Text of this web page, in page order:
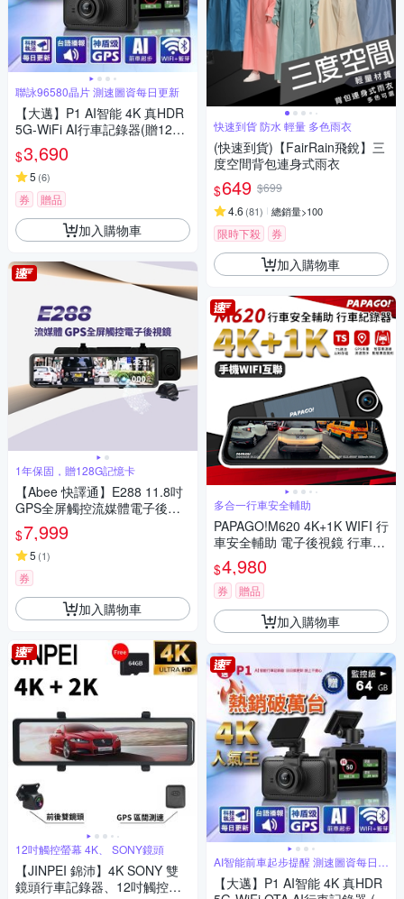
聯詠96580晶片 測速圖資每日更新
【大邁】P1 AI智能 4K 真HDR
5G-WiFi AI行車記錄器(贈128G
記憶卡)
$3,690
5 (6)
券 贈品
加入購物車
1年保固，贈128G記憶卡
【Abee 快譯通】E288 11.8吋
GPS全屏觸控流媒體電子後視
鏡行車記錄器（限量加碼送安
裝/SONY星光大光圈/科技執法/
區間測速/贈128G卡）
$7,999
5 (1)
券
加入購物車
12吋觸控螢幕 4K、 SONY鏡頭
【JINPEI 錦沛】4K SONY 雙
鏡頭行車記錄器、12吋觸控全
快速到貨 防水 輕量 多色雨衣
(快速到貨)【FairRain飛銳】三
度空間背包連身式雨衣
$649 $699
4.6 (81) 總銷量>100
限時下殺 券
加入購物車
多合一行車安全輔助
PAPAGO!M620 4K+1K WIFI 行
車安全輔助 電子後視鏡 行車紀
錄器(測速照相/盲區偵測/行車
記錄器)~急
$4,980
券 贈品
加入購物車
AI智能前車起步提醒 測速圖資每日更
【大邁】P1 AI智能 4K 真HDR